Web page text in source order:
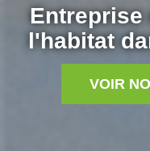
Entreprise
l'habitat
VOIR